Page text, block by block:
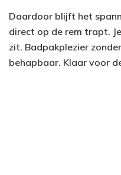
Daardoor blijft het
direct op de rem trapt.
zit. Badpakplezier
behapbaar. Klaar voor